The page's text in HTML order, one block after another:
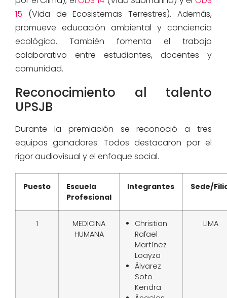
15 (Vida de Ecosistemas Terrestres). Además,
promueve educación ambiental y conciencia
ecológica. También fomenta el trabajo
colaborativo entre estudiantes, docentes y
comunidad.
Reconocimiento al talento
UPSJB
Durante la premiación se reconoció a tres
equipos ganadores. Todos destacaron por el
rigor audiovisual y el enfoque social.
Puesto
Escuela
Profesional
Integrantes Sede/
1
MEDICINA
HUMANA
Christian
Rafael
Martínez
Loayza
Álvarez
Soto
Kendra
LIMA